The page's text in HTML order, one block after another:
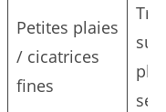
Petites plaies
/ cicatrices
fines
sur